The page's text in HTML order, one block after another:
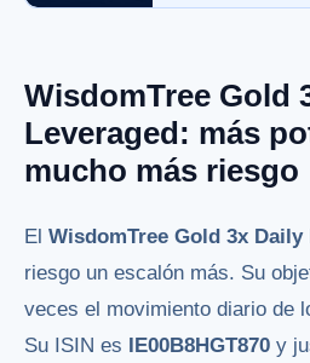
WisdomTree Gold
Leveraged: más
mucho más riesgo
El WisdomTree Gold 3x Daily
riesgo un escalón más. Su
veces el movimiento diario de
Su ISIN es IE00B8HGT870 y